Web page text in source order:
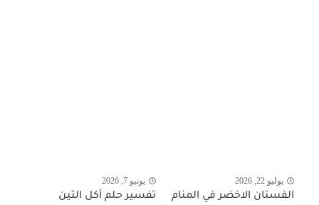
يوليو 22, 2026
الفستان الاخضر في المنام
يونيو 7, 2026
تفسير حلم أكل التين